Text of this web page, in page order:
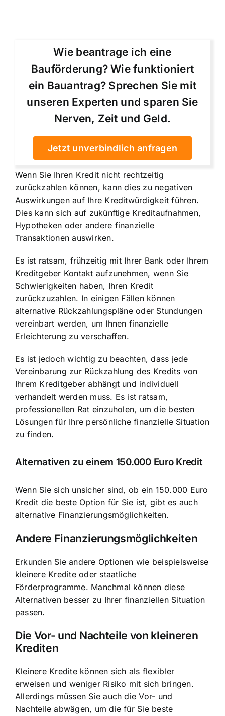
Wie beantrage ich eine
Bauförderung? Wie funktioniert
ein Bauantrag? Sprechen Sie mit
unseren Experten und sparen Sie
Nerven, Zeit und Geld.
Jetzt unverbindlich anfragen
Wenn Sie Ihren Kredit nicht rechtzeitig
zurückzahlen können, kann dies zu negativen
Auswirkungen auf Ihre Kreditwürdigkeit führen.
Dies kann sich auf zukünftige Kreditaufnahmen,
Hypotheken oder andere finanzielle
Transaktionen auswirken.
Es ist ratsam, frühzeitig mit Ihrer Bank oder Ihrem
Kreditgeber Kontakt aufzunehmen, wenn Sie
Schwierigkeiten haben, Ihren Kredit
zurückzuzahlen. In einigen Fällen können
alternative Rückzahlungspläne oder Stundungen
vereinbart werden, um Ihnen finanzielle
Erleichterung zu verschaffen.
Es ist jedoch wichtig zu beachten, dass jede
Vereinbarung zur Rückzahlung des Kredits von
Ihrem Kreditgeber abhängt und individuell
verhandelt werden muss. Es ist ratsam,
professionellen Rat einzuholen, um die besten
Lösungen für Ihre persönliche finanzielle Situation
zu finden.
Alternativen zu einem 150.000 Euro Kredit
Wenn Sie sich unsicher sind, ob ein 150.000 Euro
Kredit die beste Option für Sie ist, gibt es auch
alternative Finanzierungsmöglichkeiten.
Andere Finanzierungsmöglichkeiten
Erkunden Sie andere Optionen wie beispielsweise
kleinere Kredite oder staatliche
Förderprogramme. Manchmal können diese
Alternativen besser zu Ihrer finanziellen Situation
passen.
Die Vor- und Nachteile von kleineren
Krediten
Kleinere Kredite können sich als flexibler
erweisen und weniger Risiko mit sich bringen.
Allerdings müssen Sie auch die Vor- und
Nachteile abwägen, um die für Sie beste